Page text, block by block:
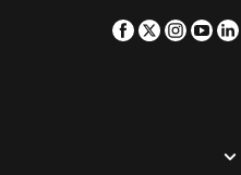
Ramada by Wyndham Newmarket Auckland
Facebook
Twitter